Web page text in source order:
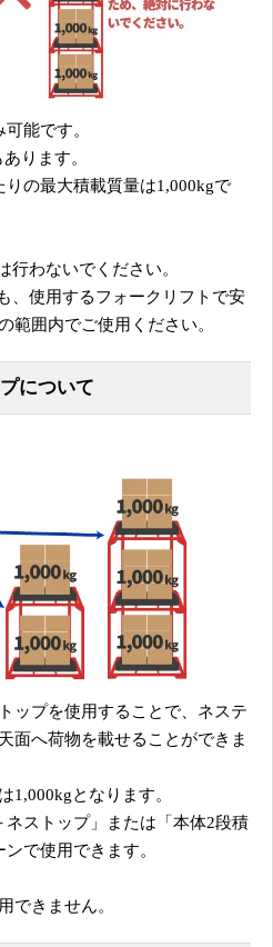
能です。
ります。
の最大積載質量は1,000kgで
わないでください。
、使用するフォークリフトで安
範囲内でご使用ください。
について
ップを使用することで、ネステ
面へ荷物を載せることができま
1,000kgとなります。
ストップ」または「本体2段積
で使用できます。
できません。